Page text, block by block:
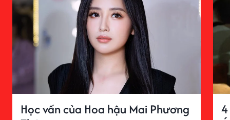
Học vấn của Hoa hậu Mai Phương